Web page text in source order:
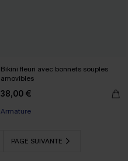
Bikini fleuri avec bonnets souples
amovibles
38,00 €
Armature
PAGE SUIVANTE